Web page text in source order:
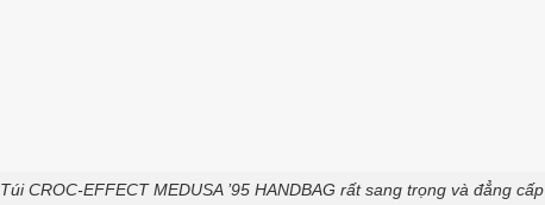
Túi CROC-EFFECT MEDUSA ’95 HANDBAG rất sang trọng và đẳng cấp